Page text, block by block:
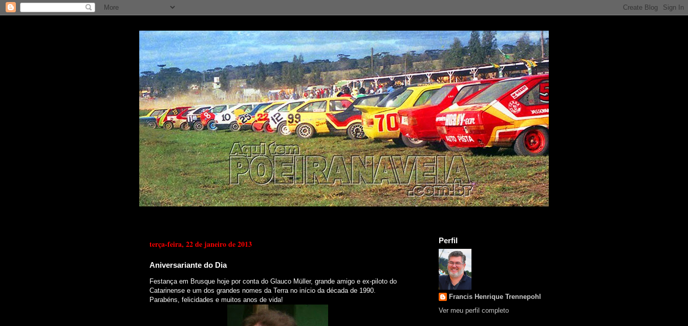
terça-feira, 22 de janeiro de 2013
Aniversariante do Dia
Festança em Brusque hoje por conta do Glauco Müller, grande amigo e ex-piloto do
Catarinense e um dos grandes nomes da Terra no início da década de 1990.
Parabéns, felicidades e muitos anos de vida!
Perfil
Francis Henrique Trennepohl
Ver meu perfil completo